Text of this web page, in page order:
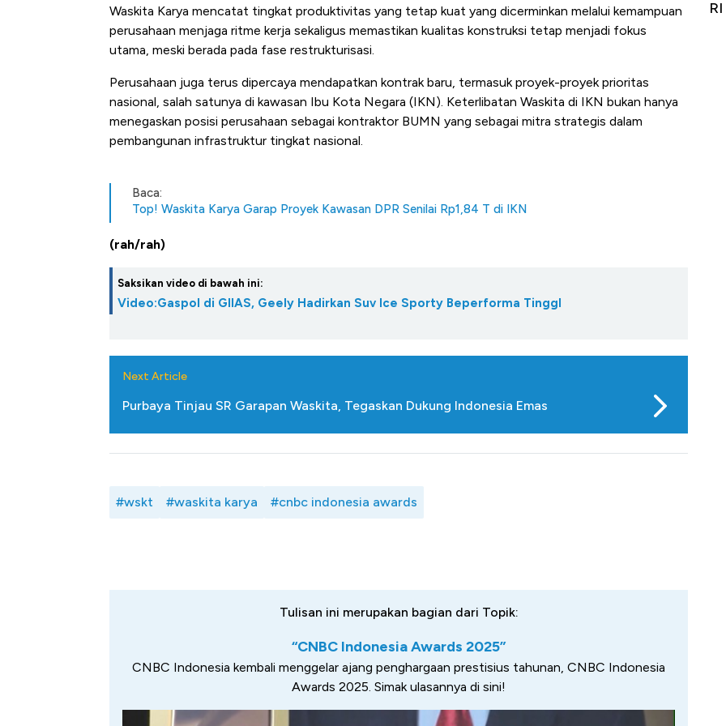
Waskita Karya mencatat tingkat produktivitas yang tetap kuat yang dicerminkan melalui kemampuan
perusahaan menjaga ritme kerja sekaligus memastikan kualitas konstruksi tetap menjadi fokus
utama, meski berada pada fase restrukturisasi.
Perusahaan juga terus dipercaya mendapatkan kontrak baru, termasuk proyek-proyek prioritas
nasional, salah satunya di kawasan Ibu Kota Negara (IKN). Keterlibatan Waskita di IKN bukan hanya
menegaskan posisi perusahaan sebagai kontraktor BUMN yang sebagai mitra strategis dalam
pembangunan infrastruktur tingkat nasional.
Baca:
Top! Waskita Karya Garap Proyek Kawasan DPR Senilai Rp1,84 T di IKN
(rah/rah)
Saksikan video di bawah ini:
Video:Gaspol di GIIAS, Geely Hadirkan Suv Ice Sporty Beperforma TinggI
Next Article
Purbaya Tinjau SR Garapan Waskita, Tegaskan Dukung Indonesia Emas
#wskt #waskita karya #cnbc indonesia awards
Tulisan ini merupakan bagian dari Topik:
“CNBC Indonesia Awards 2025”
CNBC Indonesia kembali menggelar ajang penghargaan prestisius tahunan, CNBC Indonesia
Awards 2025. Simak ulasannya di sini!
Alas Kaki Tumbuh Double Digit
RI